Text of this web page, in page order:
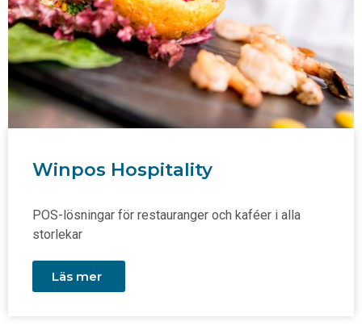
Winpos Hospitality
POS-lösningar för restauranger och kaféer i alla
storlekar
Läs mer